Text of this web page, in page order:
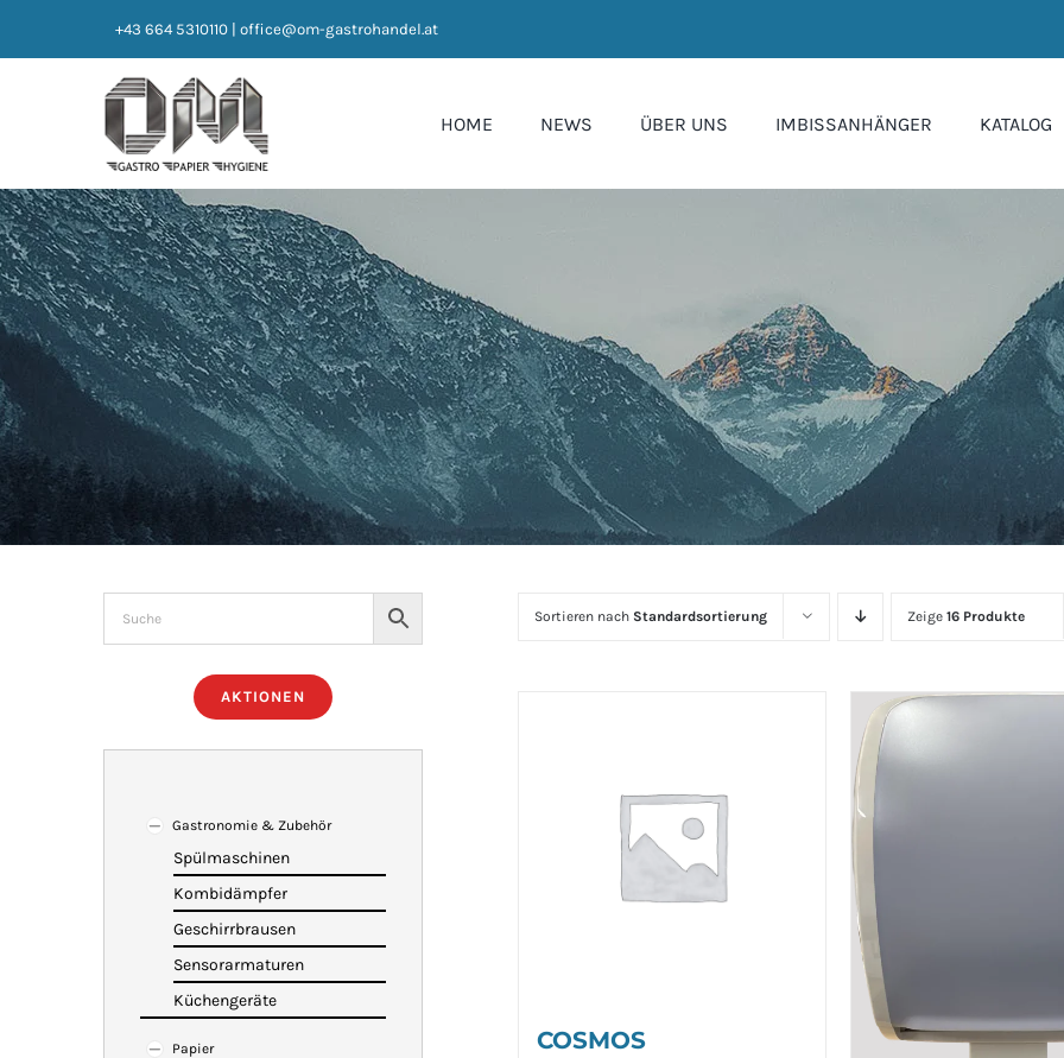
+43 664 5310110 office@om-gastrohandel.at
HOME NEWS ÜBER UNS IMBISSANHÄNGER KATALOG
Sortieren nach Standardsortierung Zeige16 Produkte
COSMOS
AKTIONEN
Gastronomie & Zubehör
Spülmaschinen
Kombidämpfer
Geschirrbrausen
Sensorarmaturen
Küchengeräte
Papier